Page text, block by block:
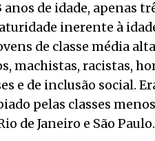
de idade, apenas
inerente à
de classe média
machistas, racistas,
e de inclusão social.
pelas classes
de Janeiro e São Paulo.